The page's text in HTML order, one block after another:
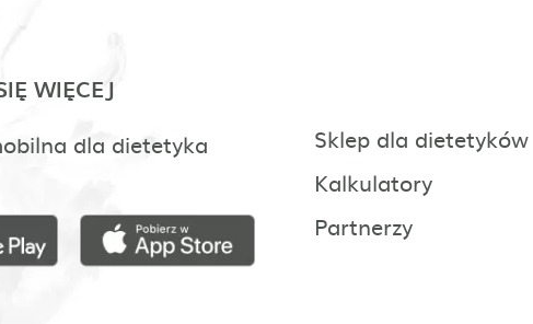
WIĘCEJ
dla dietetyka
Sklep dla dietetyków
Kalkulatory
Partnerzy